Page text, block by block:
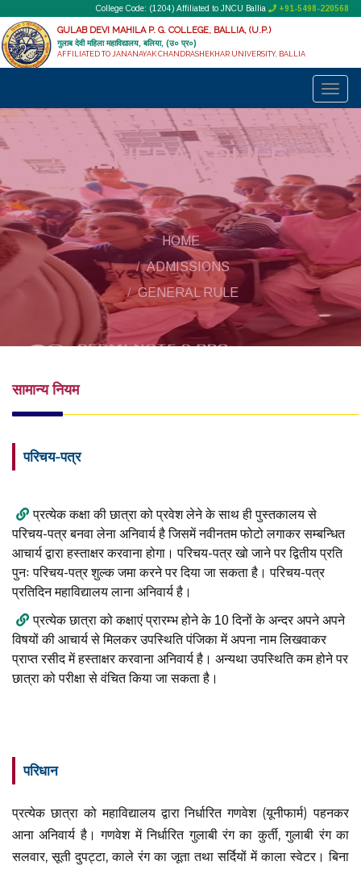
College Code: (1204) Affiliated to JNCU Ballia +91-5498-220568
GULAB DEVI MAHILA P. G. COLLEGE, BALLIA, (U.P.)
गुलाब देवी महिला महाविद्यालय, बलिया, (उ० प्र०)
AFFILIATED TO JANANAYAK CHANDRASHEKHAR UNIVERSITY, BALLIA
GENERAL RULE
HOME
ADMISSIONS
GENERAL RULE
सामान्य नियम
परिचय-पत्र
प्रत्येक कक्षा की छात्रा को प्रवेश लेने के साथ ही पुस्तकालय से
परिचय-पत्र बनवा लेना अनिवार्य है जिसमें नवीनतम फोटो लगाकर सम्बन्धित
आचार्य द्वारा हस्ताक्षर करवाना होगा। परिचय-पत्र खो जाने पर द्वितीय प्रति
पुनः परिचय-पत्र शुल्क जमा करने पर दिया जा सकता है। परिचय-पत्र
प्रतिदिन महाविद्यालय लाना अनिवार्य है।
प्रत्येक छात्रा को कक्षाएं प्रारम्भ होने के 10 दिनों के अन्दर अपने अपने
विषयों की आचार्य से मिलकर उपस्थिति पंजिका में अपना नाम लिखवाकर
प्राप्त रसीद में हस्ताक्षर करवाना अनिवार्य है। अन्यथा उपस्थिति कम होने पर
छात्रा को परीक्षा से वंचित किया जा सकता है।
परिधान
प्रत्येक छात्रा को महाविद्यालय द्वारा निर्धारित गणवेश (यूनीफार्म) पहनकर
आना अनिवार्य है। गणवेश में निर्धारित गुलाबी रंग का कुर्ती, गुलाबी रंग का
सलवार, सूती दुपट्टा, काले रंग का जूता तथा सर्दियों में काला स्वेटर। बिना